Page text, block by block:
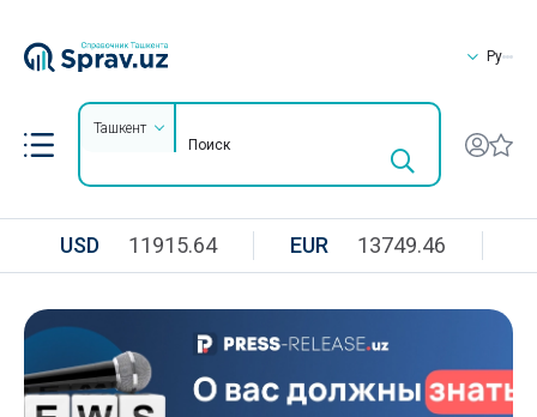
Ру
Ташкент
USD 11915.64 EUR 13749.46